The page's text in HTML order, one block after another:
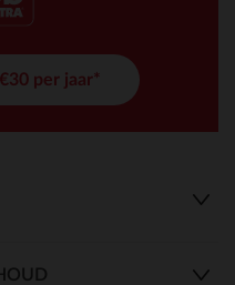
€30 per jaar*